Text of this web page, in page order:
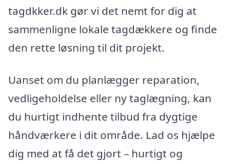
tagdkker.dk gør vi det nemt for dig at
sammenligne lokale tagdækkere og finde
den rette løsning til dit projekt.
Uanset om du planlægger reparation,
vedligeholdelse eller ny taglægning, kan
du hurtigt indhente tilbud fra dygtige
håndværkere i dit område. Lad os hjælpe
dig med at få det gjort – hurtigt og